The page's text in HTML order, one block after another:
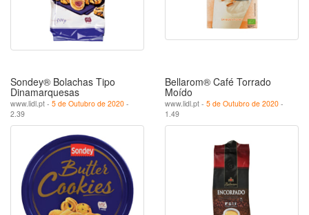
Sondey® Bolachas Tipo
Dinamarquesas
www.lidl.pt - 5 de Outubro de 2020 -
2.39
Bellarom® Café Torrado
Moído
www.lidl.pt - 5 de Outubro de 2020 -
1.49